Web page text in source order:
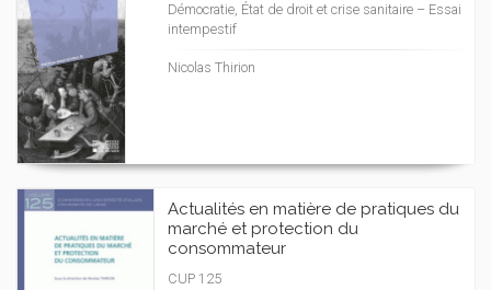
Démocratie, État de droit et crise sanitaire – Essai
intempestif
Nicolas Thirion
Actualités en matière de pratiques du
marché et protection du
consommateur
CUP 125